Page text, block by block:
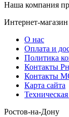
Наша компания
Интернет-магазин
О нас
Оплата и
Политика
Контакты
Контакты
Карта сайта
Ростов-на-Дону